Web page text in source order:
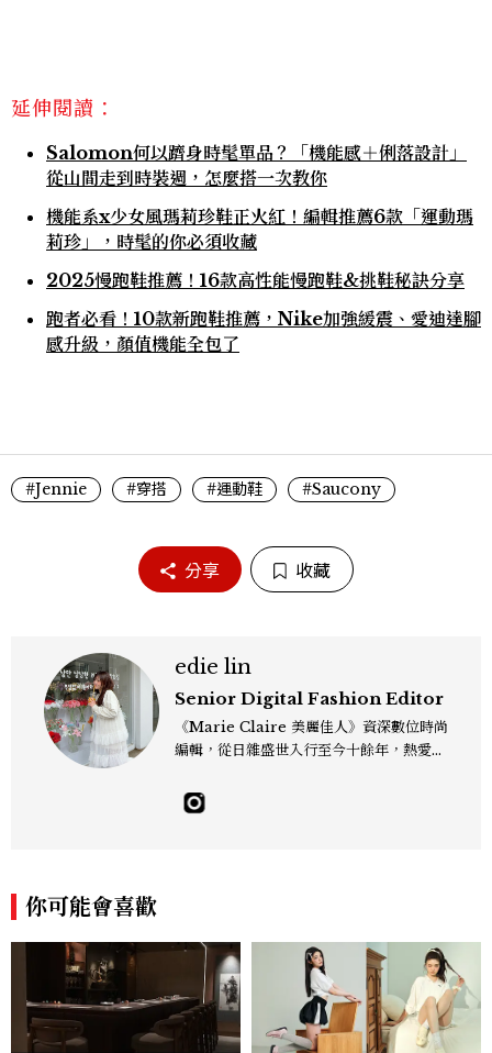
延伸閱讀：
Salomon何以躋身時髦單品？「機能感＋俐落設計」
從山間走到時裝週，怎麼搭一次教你
機能系x少女風瑪莉珍鞋正火紅！編輯推薦6款「運動瑪
莉珍」，時髦的你必須收藏
2025慢跑鞋推薦！16款高性能慢跑鞋&挑鞋秘訣分享
跑者必看！10款新跑鞋推薦，Nike加強緩震、愛迪達腳
感升級，顏值機能全包了
#Jennie #穿搭 #運動鞋 #Saucony
分享 收藏
edie lin
Senior Digital Fashion Editor
《Marie Claire 美麗佳人》資深數位時尚
編輯，從日雜盛世入行至今十餘年，熱愛服
研究，還有點天秤座一眼看穿「這會紅」的
美感本能，更擅長把流行轉化成讀者真正用
你可能會喜歡